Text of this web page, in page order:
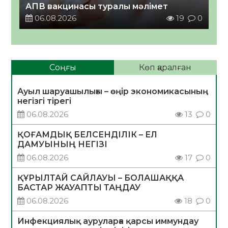
АПВ вакцинасы туралы мәлімет
06.08.2026
19 0
Соңғы Көп қаралған
Ауыл шаруашылығы – өңір экономикасының
негізгі тірегі
06.08.2026
13 0
ҚОҒАМДЫҚ БЕЛСЕНДІЛІК – ЕЛ
ДАМУЫНЫҢ НЕГІЗІ
06.08.2026
17 0
ҚҰРЫЛТАЙ САЙЛАУЫ – БОЛАШАҚҚА
БАСТАР ЖАУАПТЫ ТАҢДАУ
06.08.2026
18 0
Инфекциялық ауруларға қарсы иммундау